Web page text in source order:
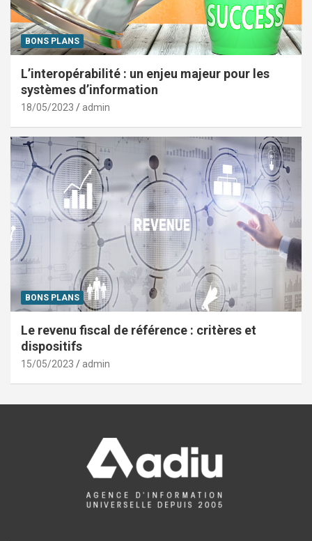
BONS PLANS
L’interopérabilité : un enjeu majeur pour les
systèmes d’information
18/05/2023 admin
BONS PLANS
Le revenu fiscal de référence : critères et
dispositifs
15/05/2023 admin